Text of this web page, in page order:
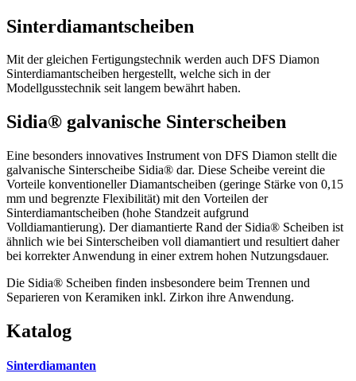
Sinterdiamantscheiben
Mit der gleichen Fertigungstechnik werden auch DFS Diamon
Sinterdiamantscheiben hergestellt, welche sich in der
Modellgusstechnik seit langem bewährt haben.
Sidia® galvanische Sinterscheiben
Eine besonders innovatives Instrument von DFS Diamon stellt die
galvanische Sinterscheibe Sidia® dar. Diese Scheibe vereint die
Vorteile konventioneller Diamantscheiben (geringe Stärke von 0,15
mm und begrenzte Flexibilität) mit den Vorteilen der
Sinterdiamantscheiben (hohe Standzeit aufgrund
Volldiamantierung). Der diamantierte Rand der Sidia® Scheiben ist
ähnlich wie bei Sinterscheiben voll diamantiert und resultiert daher
bei korrekter Anwendung in einer extrem hohen Nutzungsdauer.
Die Sidia® Scheiben finden insbesondere beim Trennen und
Separieren von Keramiken inkl. Zirkon ihre Anwendung.
Katalog
Sinterdiamanten